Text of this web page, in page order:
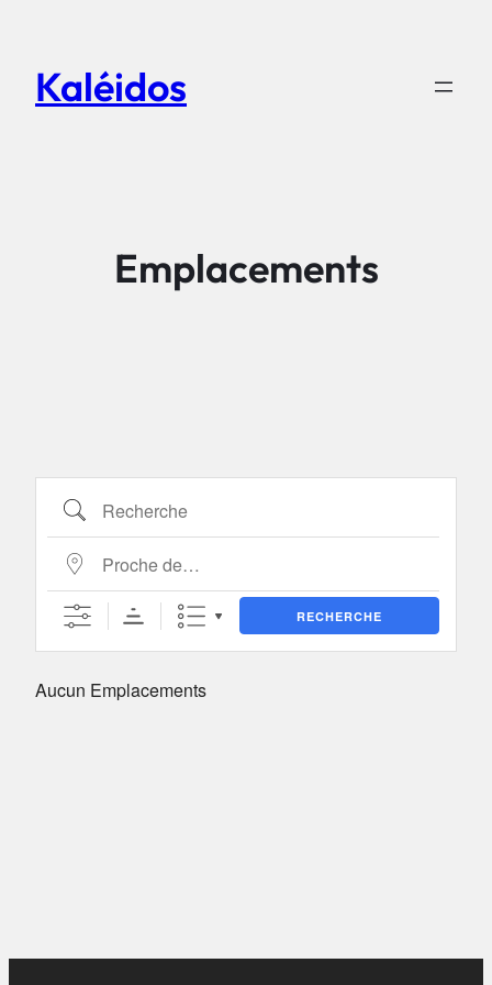
contenu
Kaléidos
Emplacements
Recherche
Proche de…
RECHERCHE
Aucun Emplacements